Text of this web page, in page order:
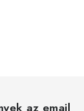
az email